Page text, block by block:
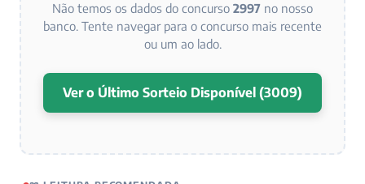
Não temos os dados do concurso 2997 no nosso
banco. Tente navegar para o concurso mais recente
ou um ao lado.
Ver o Último Sorteio Disponível (3009)